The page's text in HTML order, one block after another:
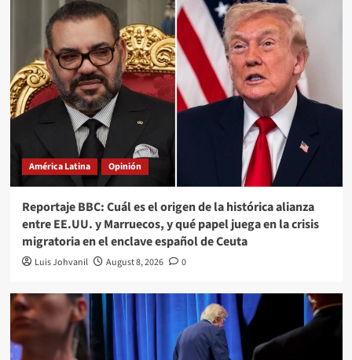
América Latina Opinión
Reportaje BBC: Cuál es el origen de la histórica alianza
entre EE.UU. y Marruecos, y qué papel juega en la crisis
migratoria en el enclave español de Ceuta
Luis Johvanil August 8, 2026 0